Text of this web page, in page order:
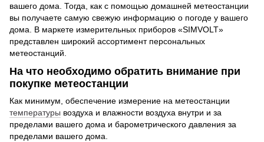
вашего дома. Тогда, как с помощью домашней метеостанции
вы получаете самую свежую информацию о погоде у вашего
дома. В маркете измерительных приборов «SIMVOLT»
представлен широкий ассортимент персональных
метеостанций.
На что необходимо обратить внимание при
покупке метеостанции
Как минимум, обеспечение измерение на метеостанции
температуры воздуха и влажности воздуха внутри и за
пределами вашего дома и барометрического давления за
пределами вашего дома.